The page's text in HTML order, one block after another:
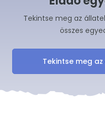
Tekintse meg az
összes
Tekintse meg